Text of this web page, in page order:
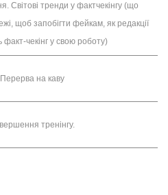
Світові тренди у фактчекінгу (що
щоб запобігти фейкам, як редакції
факт-чекінг у свою роботу)
Перерва на каву
тренінгу.